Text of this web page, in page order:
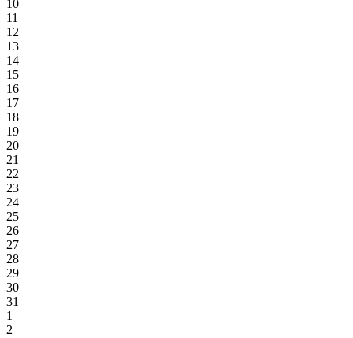
10
11
12
13
14
15
16
17
18
19
20
21
22
23
24
25
26
27
28
29
30
31
1
2